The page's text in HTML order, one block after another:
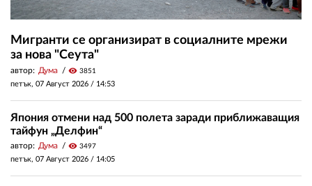
Мигранти се организират в социалните мрежи
за нова "Сеута"
автор: Дума visibility 3851
петък, 07 Август 2026 / 14:53
Япония отмени над 500 полета заради приближаващия
тайфун „Делфин“
автор: Дума visibility 3497
петък, 07 Август 2026 / 14:05